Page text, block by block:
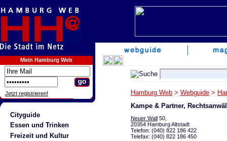
Mein Hamburg Web
Jetzt registrieren!
Cityguide
Essen und Trinken
Freizeit und Kultur
Hamburg Web > Webguide >
Kampe & Partner,
Neuer Wall 50,
20354 Hamburg Altstadt
Telefon: (040) 822 186 422
Telefax: (040) 822 186 450